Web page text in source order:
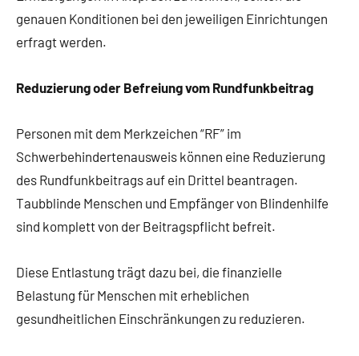
genauen Konditionen bei den jeweiligen Einrichtungen
erfragt werden.
Reduzierung oder Befreiung vom Rundfunkbeitrag
Personen mit dem Merkzeichen “RF” im
Schwerbehindertenausweis können eine Reduzierung
des Rundfunkbeitrags auf ein Drittel beantragen.
Taubblinde Menschen und Empfänger von Blindenhilfe
sind komplett von der Beitragspflicht befreit.
Diese Entlastung trägt dazu bei, die finanzielle
Belastung für Menschen mit erheblichen
gesundheitlichen Einschränkungen zu reduzieren.